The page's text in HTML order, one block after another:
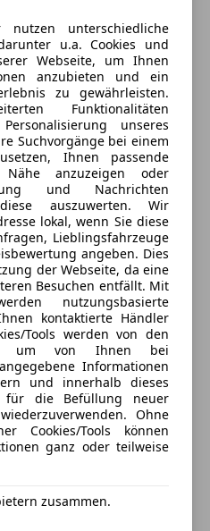
5
unterschiedliche
u.a. Cookies und
Webseite, um Ihnen
anzubieten und ein
zu gewährleisten.
Funktionalitäten
unseres
Suchvorgänge bei einem
Ihnen passende
anzuzeigen oder
und Nachrichten
auszuwerten. Wir
lokal, wenn Sie diese
Lieblingsfahrzeuge
angeben. Dies
der Webseite, da eine
Besuchen entfällt. Mit
nutzungsbasierte
kontaktierte Händler
Tools werden von den
um von Ihnen bei
Informationen
und innerhalb dieses
für die Befüllung neuer
Ohne
Cookies/Tools können
ganz oder teilweise
zusammen.